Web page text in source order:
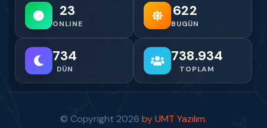
23
ONLINE
622
BUGÜN
734
DÜN
738.934
TOPLAM
© Copyright 2026 by UMT Yazılım.